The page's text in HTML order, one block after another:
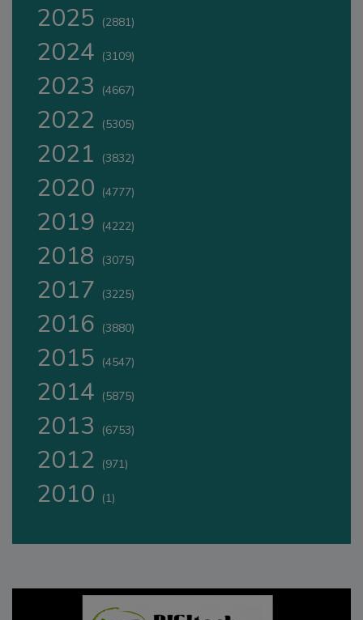
2025 (2881)
2024 (3109)
2023 (4667)
2022 (5305)
2021 (3832)
2020 (4777)
2019 (4222)
2018 (3075)
2017 (3225)
2016 (3880)
2015 (4547)
2014 (5875)
2013 (6753)
2012 (971)
2010 (1)